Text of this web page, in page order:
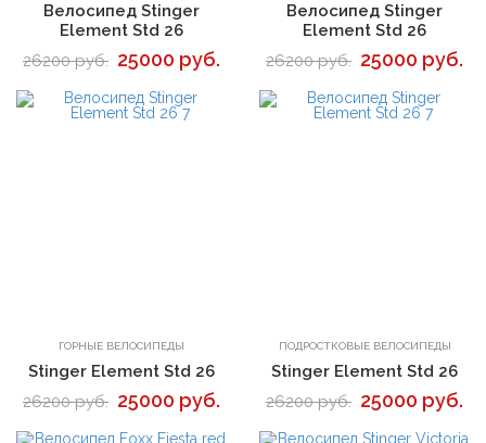
Велосипед Stinger
Element Std 26
26200 руб. 25000 руб.
Велосипед Stinger
Element Std 26
26200 руб. 25000 руб.
В корзину
ГОРНЫЕ ВЕЛОСИПЕДЫ
Stinger Element Std 26
26200 руб. 25000 руб.
В корзину
ПОДРОСТКОВЫЕ ВЕЛОСИПЕДЫ
Stinger Element Std 26
26200 руб. 25000 руб.